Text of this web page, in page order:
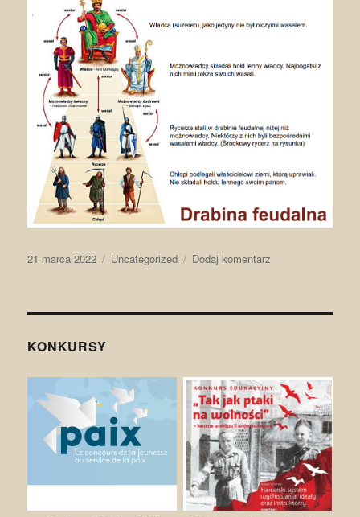
Data
21 marca 2022 Kategorie
Uncategorized Dodaj komentarz
KONKURSY